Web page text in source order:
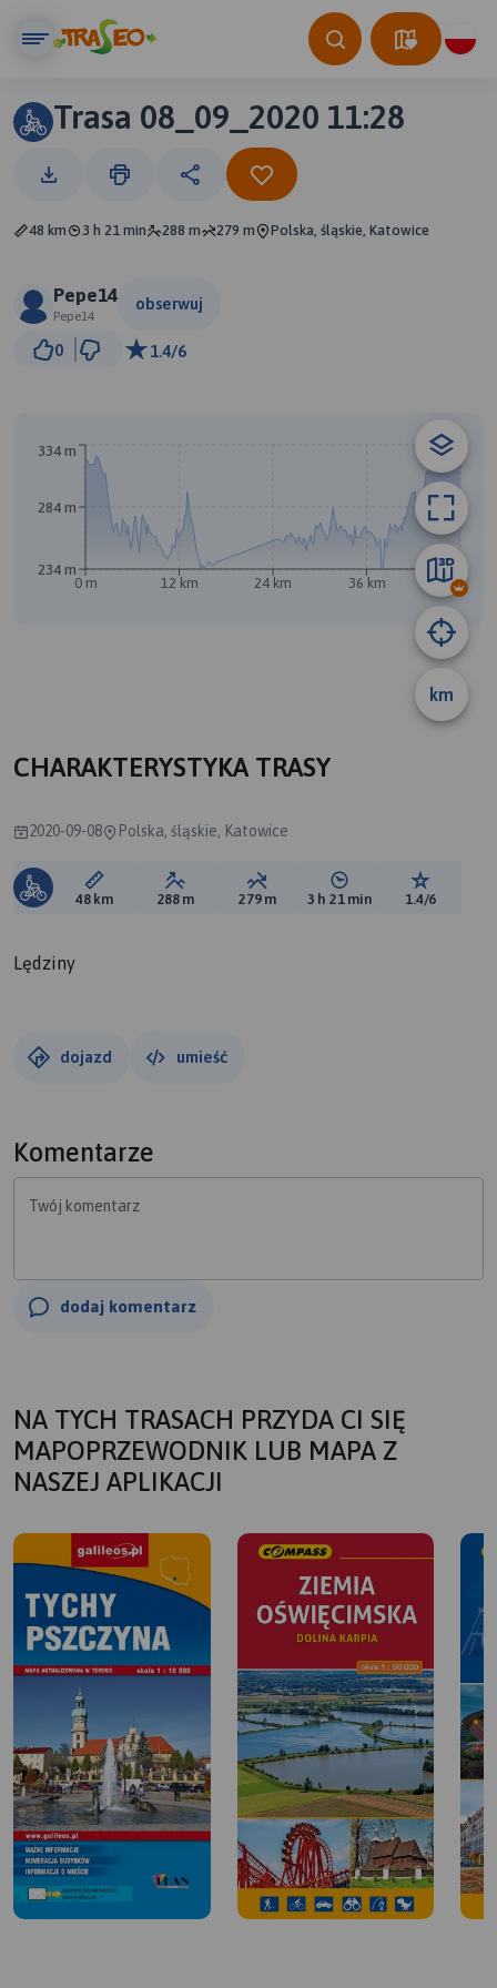
Trasa 08_09_2020 11:28
48 km 3 h 21 min 288 m 279 m Polska, śląskie, Katowice
Pepe14
Pepe14
obserwuj
0 1.4/6
km
0 m 12 km 24 km 36 km 48 km
234 m
284 m
334 m
CHARAKTERYSTYKA TRASY
2020-09-08 Polska, śląskie, Katowice
Długość trasy:
48 km Suma przewyższeń:
288 m Suma spadków:
279 m Średni czas potrzebny
3 h 21 min Ocena
1.4/6
Lędziny
dojazd umieść
Komentarze
Twój komentarz
dodaj komentarz
NA TYCH TRASACH PRZYDA CI SIĘ
MAPOPRZEWODNIK LUB MAPA Z
NASZEJ APLIKACJI